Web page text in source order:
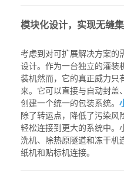
模块化设计，实现无缝
考虑到对可扩展解决方案的
设计。作为一台独立的灌装
装机然而，它的真正威力只
来。它可以直接与自动封盖
创建一个统一的包装系统。
除了转运点，降低了污染风
轻松连接到更大的系统中。
洗机、除热原隧道和冻干机
纸机和贴标机连接。